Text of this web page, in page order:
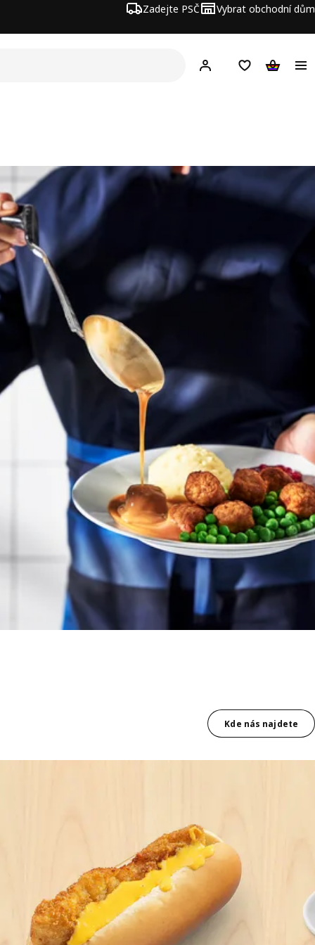
Zadejte PSČ Vybrat obchodní dům
Hej! Přihlášení
NákupníNákupní
Kde nás najdete